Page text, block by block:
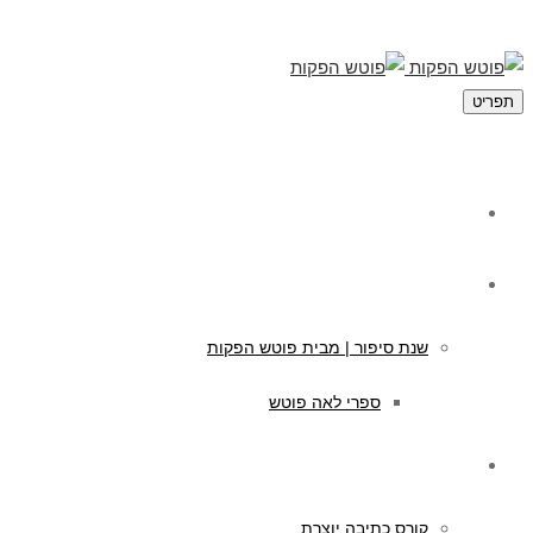
תפריט
שנת סיפור | מבית פוטש הפקות
ספרי לאה פוטש
קורס כתיבה יוצרת